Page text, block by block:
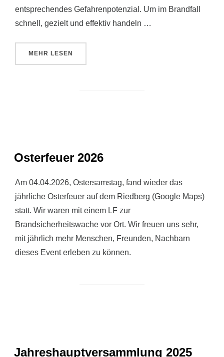
entsprechendes Gefahrenpotenzial. Um im Brandfall
schnell, gezielt und effektiv handeln …
MEHR ÜBER „BRANDSCHUTZBEGEHUNG BEI MERCEDES
LESEN
Osterfeuer 2026
Am 04.04.2026, Ostersamstag, fand wieder das
jährliche Osterfeuer auf dem Riedberg (Google Maps)
statt. Wir waren mit einem LF zur
Brandsicherheitswache vor Ort. Wir freuen uns sehr,
mit jährlich mehr Menschen, Freunden, Nachbarn
dieses Event erleben zu können.
Jahreshauptversammlung 2025